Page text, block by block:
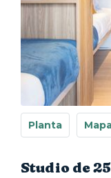
Planta
Studio de